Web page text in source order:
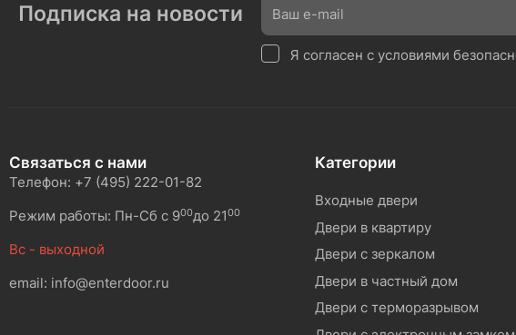
Подписка на новости
Я согласен с условиями
Связаться с нами
Телефон: +7 (495) 222-01-82
Режим работы: Пн-Сб с 900до 2100
Вс - выходной
email: info@enterdoor.ru
Категории
Входные двери
Двери в квартиру
Двери с зеркалом
Двери в частный дом
Двери с терморазрывом